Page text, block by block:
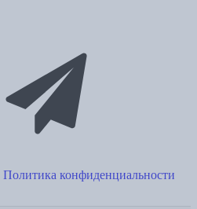
Политика конфиденциальности